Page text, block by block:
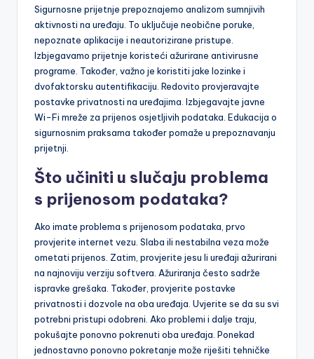
Sigurnosne prijetnje prepoznajemo analizom sumnjivih
aktivnosti na uređaju. To uključuje neobične poruke,
nepoznate aplikacije i neautorizirane pristupe.
Izbjegavamo prijetnje koristeći ažurirane antivirusne
programe. Također, važno je koristiti jake lozinke i
dvofaktorsku autentifikaciju. Redovito provjeravajte
postavke privatnosti na uređajima. Izbjegavajte javne
Wi-Fi mreže za prijenos osjetljivih podataka. Edukacija o
sigurnosnim praksama također pomaže u prepoznavanju
prijetnji.
Što učiniti u slučaju problema
s prijenosom podataka?
Ako imate problema s prijenosom podataka, prvo
provjerite internet vezu. Slaba ili nestabilna veza može
ometati prijenos. Zatim, provjerite jesu li uređaji ažurirani
na najnoviju verziju softvera. Ažuriranja često sadrže
ispravke grešaka. Također, provjerite postavke
privatnosti i dozvole na oba uređaja. Uvjerite se da su svi
potrebni pristupi odobreni. Ako problemi i dalje traju,
pokušajte ponovno pokrenuti oba uređaja. Ponekad
jednostavno ponovno pokretanje može riješiti tehničke